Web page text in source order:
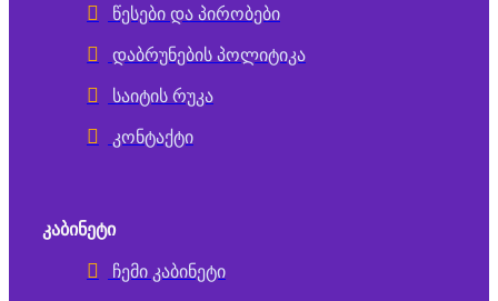
წესები და პირობები
დაბრუნების პოლიტიკა
საიტის რუკა
კონტაქტი
ᲙᲐᲑᲘᲜᲔᲢᲘ
ჩემი კაბინეტი